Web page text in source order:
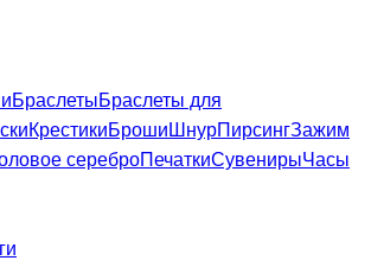
БраслетыБраслеты для
КрестикиБроши ШнурПирсингЗажим
сереброПечаткиСувенирыЧасы